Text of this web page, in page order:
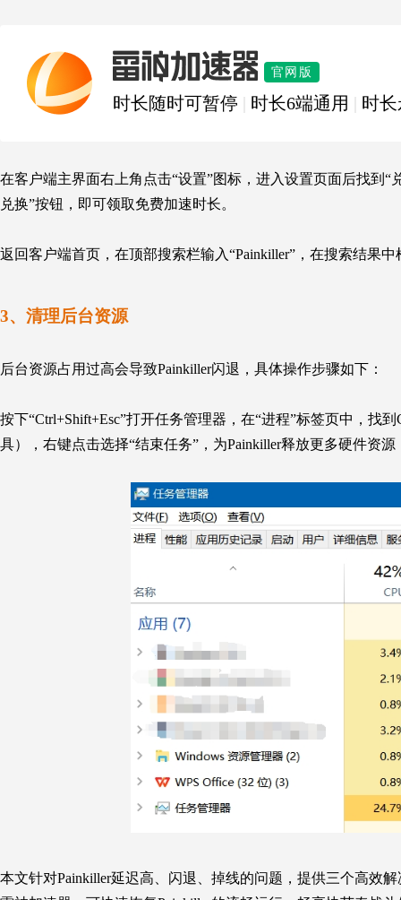
雷神加速器 官网版
时长随时可暂停 时长6端通用 时
在客户端主界面右上角点击“设置”图标，进入设置页面后找到
兑换”按钮，即可领取免费加速时长。
返回客户端首页，在顶部搜索栏输入“Painkiller”，在搜索结果
3、清理后台资源
后台资源占用过高会导致Painkiller闪退，具体操作步骤如下：
按下“Ctrl+Shift+Esc”打开任务管理器，在“进程”标签页中，找
具），右键点击选择“结束任务”，为Painkiller释放更多硬件资
本文针对Painkiller延迟高、闪退、掉线的问题，提供三个高效